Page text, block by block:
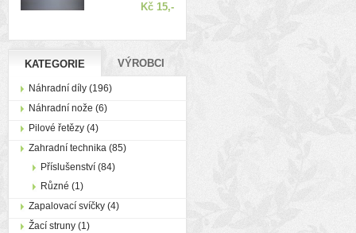
Kč 15,-
KATEGORIE VÝROBCI
Náhradní díly (196)
Náhradní nože (6)
Pilové řetězy (4)
Zahradní technika (85)
Příslušenství (84)
Různé (1)
Zapalovací svíčky (4)
Žací struny (1)